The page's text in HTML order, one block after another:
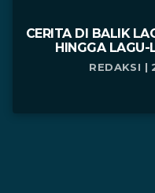
CERITA DI BALIK
HINGGA
REDAKSI |